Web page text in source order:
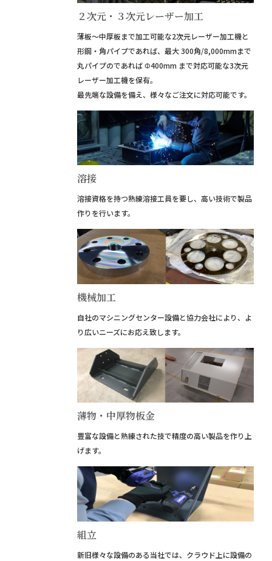
２次元・３次元レーザー加工
薄板～中厚板まで加工可能な2次元レーザー加工機と
形鋼・角パイプであれば、最大 300角/8,000mmまで
丸パイプのであれば Φ400mm まで対応可能な3次元
レーザー加工機を保有。
最先端な設備を備え、様々なご注文に対応可能です。
溶接
溶接資格を持つ熟練溶接工員を要し、高い技術で製品
作りを行います。
機械加工
自社のマシニングセンター設備と協力会社により、よ
り広いニーズにお応え致します。
薄物・中厚物板金
豊富な設備と熟練された技で精度の高い製品を作り上
げます。
組立
新旧様々な設備のある当社では、クラウド上に設備の